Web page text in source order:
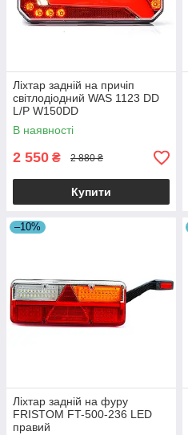
Ліхтар задній на причіп
світлодіодний WAS 1123 DD
L/P W150DD
В наявності
2 550 ₴ 2 880 ₴
Купити
–10%
Ліхтар задній на фуру
FRISTOM FT-500-236 LED
правий